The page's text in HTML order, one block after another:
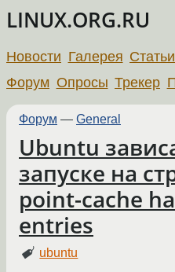
LINUX.ORG.RU
Новости Галерея Статьи
Форум Опросы Трекер
Форум — General
Ubuntu
запуске на
point-cache
entries
ubuntu